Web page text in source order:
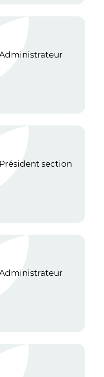
section